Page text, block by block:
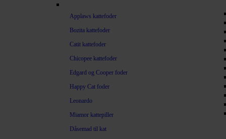
Applaws kattefoder
Bozita kattefoder
Catit kattefoder
Chicopee kattefoder
Edgard og Cooper foder
Happy Cat foder
Leonardo
Miamor kattepiller
Dåsemad til kat